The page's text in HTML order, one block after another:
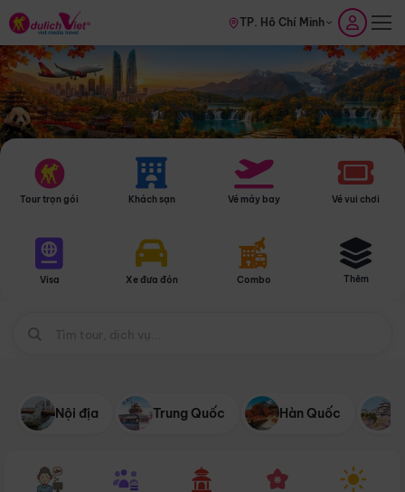
TP. Hồ Chí Minh
Tour trọn gói Khách sạn Vé máy bay Vé vui chơi
Visa Xe đưa đón Combo Thêm
Nội địa Trung Quốc Hàn Quốc